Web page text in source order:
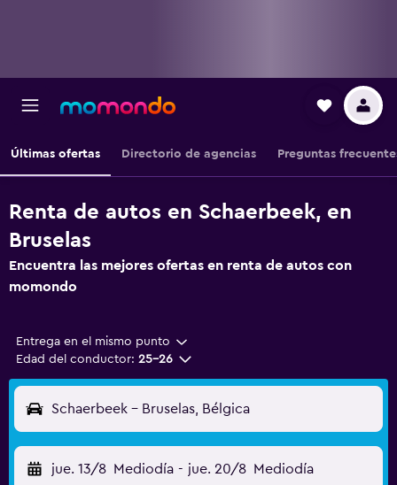
Últimas ofertas Directorio de agencias Preguntas
Renta de autos en Schaerbeek, en
Bruselas
Encuentra las mejores ofertas en renta de autos con
momondo
Entrega en el mismo punto
Edad del conductor: 25-26
Schaerbeek - Bruselas, Bélgica
jue. 13/8 Mediodía - jue. 20/8 Mediodía